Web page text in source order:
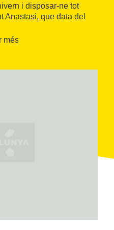
i disposar-ne tot
Anastasi, que data del
més